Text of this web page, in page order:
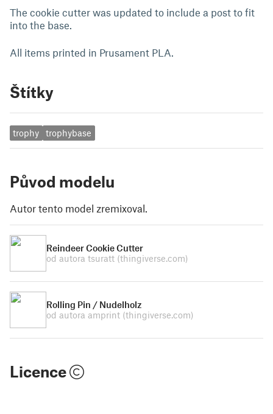
The cookie cutter was updated to include a post to fit
into the base.
All items printed in Prusament PLA.
Štítky
trophy trophybase
Původ modelu
Autor tento model zremixoval.
Reindeer Cookie Cutter
od autora tsuratt (thingiverse.com)
Rolling Pin / Nudelholz
od autora amprint (thingiverse.com)
Licence